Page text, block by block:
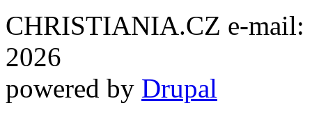
CHRISTIANIA.CZ e-mail:
2026
powered by Drupal